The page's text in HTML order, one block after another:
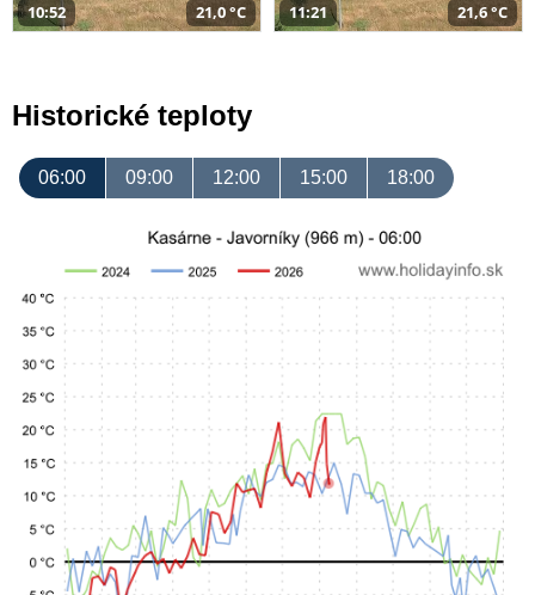
10:52 21,0 °C 11:21 21,6 °C
Historické teploty
06:00 09:00 12:00 15:00 18:00